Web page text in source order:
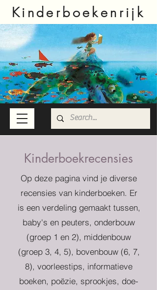
Kinderboekenrijk
Kinderboekrecensies
Op deze pagina vind je diverse
recensies van kinderboeken. Er
is een verdeling gemaakt tussen,
baby's en peuters, onderbouw
(groep 1 en 2), middenbouw
(groep 3, 4, 5), bovenbouw (6, 7,
8), voorleestips, informatieve
boeken, poëzie, sprookjes, doe-